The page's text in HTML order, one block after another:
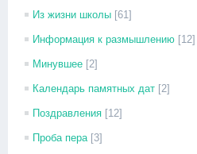
Из жизни школы [61]
Информация к размышлению [12]
Минувшее [2]
Календарь памятных дат [2]
Поздравления [12]
Проба пера [3]